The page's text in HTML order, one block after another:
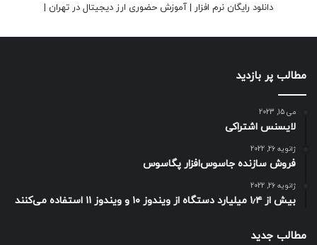
دانلود رایگان نرم افزار | آموزش حضوری ارز دیجیتال در تهران |
مطالب پر بازدید
می 15, 2023
لایسنس اشتراکی
ژانویه 26, 2022
فروش سازنده جاسوس‌افزار پگاسوس
ژانویه 26, 2022
بیش از ۱٫۴ میلیارد دستگاه از ویندوز ۱۰ و ویندوز ۱۱ استفاده می‌کنند
مطالب جدید